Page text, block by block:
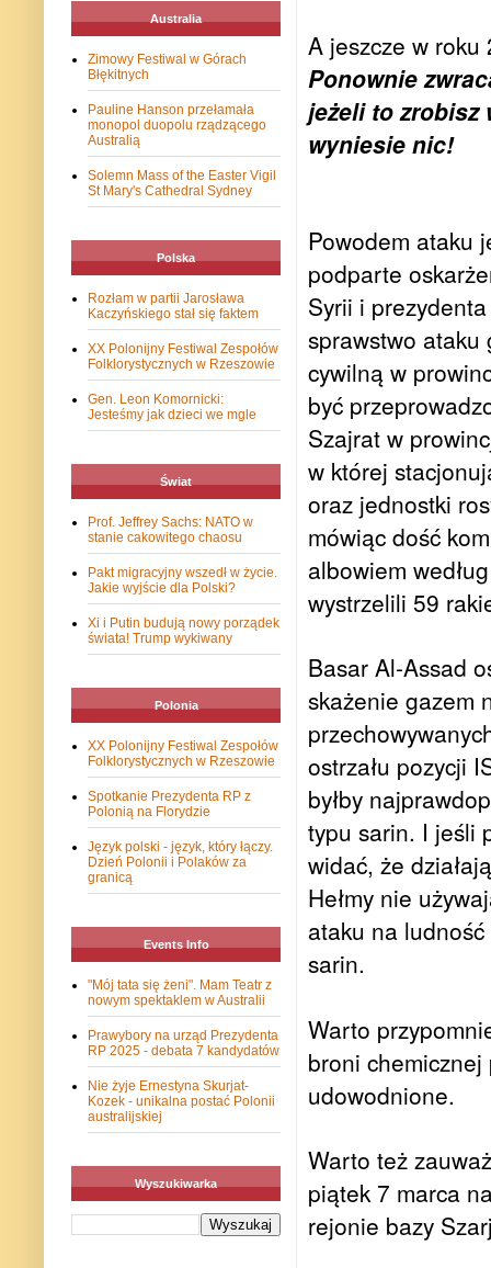
A jeszcze w roku
Ponownie
jeżeli to zrobisz
wyniesie nic!
Powodem ataku
podparte
Syrii i
sprawstwo ataku
cywilną w
być
Szajrat w
w której
oraz jednostki
mówiąc dość
albowiem
wystrzelili 59
Basar Al-Assad
skażenie gazem
ostrzału pozycji
byłby
typu sarin. I jeśli
widać, że
Hełmy nie
ataku na
sarin.
Warto
broni chemicznej
udowodnione.
Warto też
piątek 7 marca
rejonie bazy
Australia
Zimowy Festiwal w Górach
Błękitnych
Pauline Hanson przełamała
monopol duopolu rządzącego
Australią
Solemn Mass of the Easter Vigil
St Mary's Cathedral Sydney
Polska
Rozłam w partii Jarosława
Kaczyńskiego stał się faktem
XX Polonijny Festiwal Zespołów
Folklorystycznych w Rzeszowie
Gen. Leon Komornicki:
Jesteśmy jak dzieci we mgle
Świat
Prof. Jeffrey Sachs: NATO w
stanie cakowitego chaosu
Pakt migracyjny wszedł w życie.
Jakie wyjście dla Polski?
Xi i Putin budują nowy porządek
świata! Trump wykiwany
Polonia
XX Polonijny Festiwal Zespołów
Folklorystycznych w Rzeszowie
Spotkanie Prezydenta RP z
Polonią na Florydzie
Język polski - język, który łączy.
Dzień Polonii i Polaków za
granicą
Events Info
"Mój tata się żeni". Mam Teatr z
nowym spektaklem w Australii
Prawybory na urząd Prezydenta
RP 2025 - debata 7 kandydatów
Nie żyje Ernestyna Skurjat-
Kozek - unikalna postać Polonii
australijskiej
Wyszukiwarka